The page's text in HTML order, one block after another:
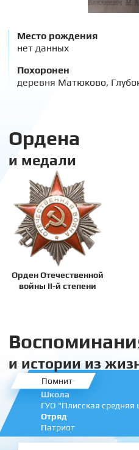
Место рождения
нет данных
Похоронен
деревня Матюково,
Ордена
и медали
Орден Отечественной
войны II-й степени
и истории из
Помнит
Школа
ГУО "Плисская средняя
Отряд
Патриот